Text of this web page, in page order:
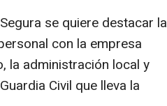
se quiere destacar la
con la empresa
la administración local y
Civil que lleva la